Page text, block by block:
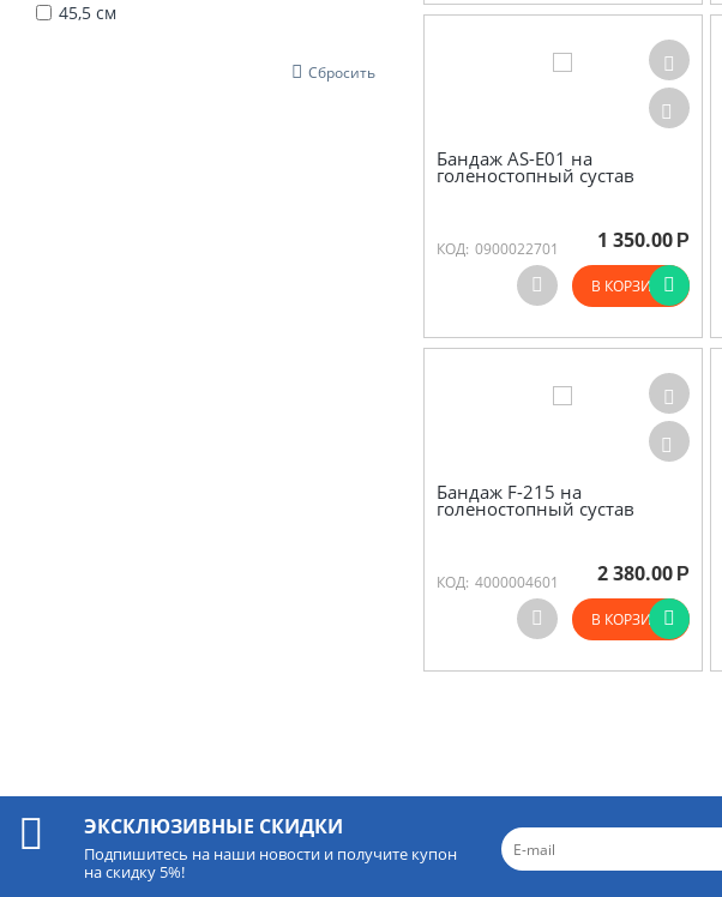
45,5 см
Сбросить
Бандаж AS-E01 на
голеностопный сустав
КОД: 0900022701 1 350.00 Р
В КОРЗИНУ
Бандаж F-215 на
голеностопный сустав
КОД: 4000004601 2 380.00 Р
В КОРЗИНУ
ЭКСКЛЮЗИВНЫЕ СКИДКИ
Подпишитесь на наши новости и получите купон
на скидку 5%!